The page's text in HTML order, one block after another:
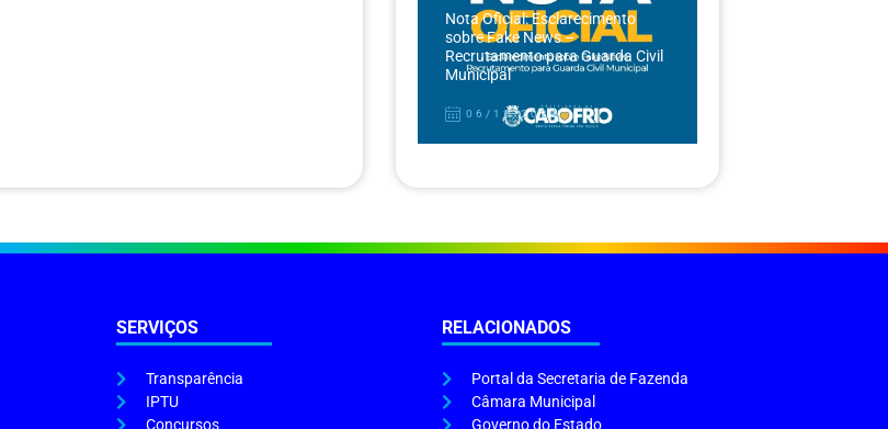
Nota Oficial: Esclarecimento
sobre Fake News –
Recrutamento para Guarda Civil
Municipal
06/12/2024
SERVIÇOS
Transparência
IPTU
Concursos
RELACIONADOS
Portal da Secretaria de Fazenda
Câmara Municipal
Governo do Estado